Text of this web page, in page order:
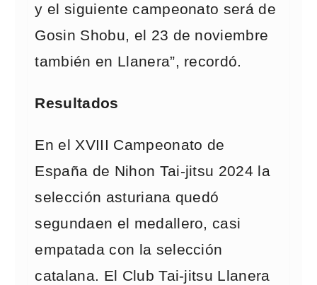
y el siguiente campeonato será de
Gosin Shobu, el 23 de noviembre
también en Llanera”, recordó.
Resultados
En el XVIII Campeonato de
España de Nihon Tai-jitsu 2024 la
selección asturiana quedó
segundaen el medallero, casi
empatada con la selección
catalana. El Club Tai-jitsu Llanera